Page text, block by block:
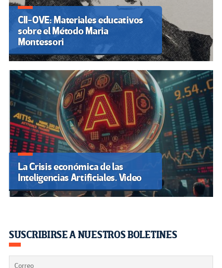
CII-OVE: Materiales educativos
sobre el Método Maria
Montessori
La Crisis económica de las
Inteligencias Artificiales. Video
SUSCRIBIRSE A NUESTROS BOLETINES